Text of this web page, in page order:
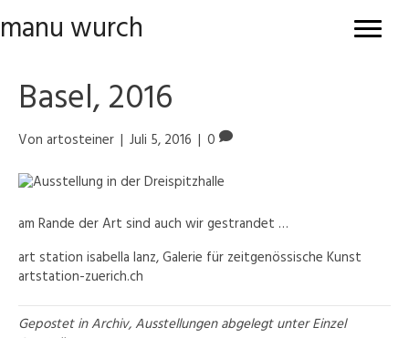
manu wurch
Basel, 2016
Von artosteiner | Juli 5, 2016 | 0
am Rande der Art sind auch wir gestrandet …
art station isabella lanz, Galerie für zeitgenössische Kunst
artstation-zuerich.ch
Gepostet inArchiv,Ausstellungenabgelegt unterEinzel